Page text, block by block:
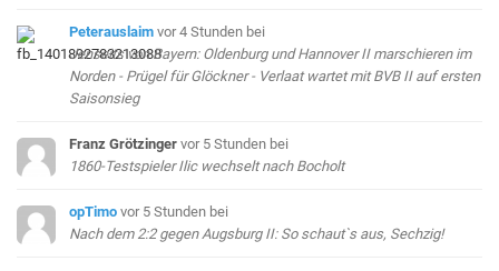
Peterauslaim vor 4 Stunden bei
Jenseits von Bayern: Oldenburg und Hannover II marschieren im
Norden - Prügel für Glöckner - Verlaat wartet mit BVB II auf ersten
Saisonsieg
Franz Grötzinger vor 5 Stunden bei
1860-Testspieler Ilic wechselt nach Bocholt
opTimo vor 5 Stunden bei
Nach dem 2:2 gegen Augsburg II: So schaut`s aus, Sechzig!